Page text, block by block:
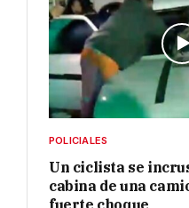
POLICIALES
Un ciclista se
cabina de una